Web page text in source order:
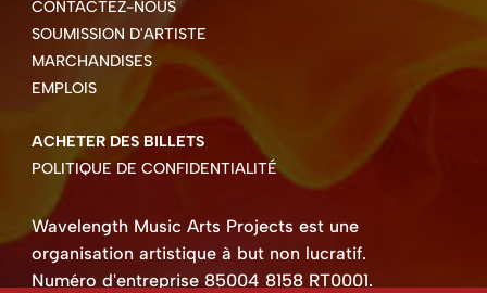
CONTACTEZ-NOUS
SOUMISSION D'ARTISTE
MARCHANDISES
EMPLOIS
ACHETER DES BILLETS
POLITIQUE DE CONFIDENTIALITÉ
Wavelength Music Arts Projects est une
organisation artistique à but non lucratif.
Numéro d'entreprise 85004 8158 RT0001.